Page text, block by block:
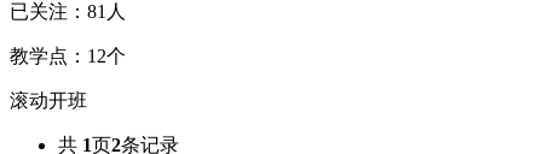
已关注： 81 人
教学点： 12个
滚动开班
共 1页2条记录